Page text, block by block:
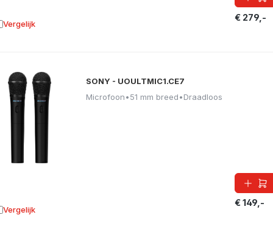
€ 279,-
Vergelijk aan vergelijking
SONY - UOULTMIC1.CE7
Microfoon•51 mm breed•Draadloos
€ 149,-
Vergelijk aan vergelijking